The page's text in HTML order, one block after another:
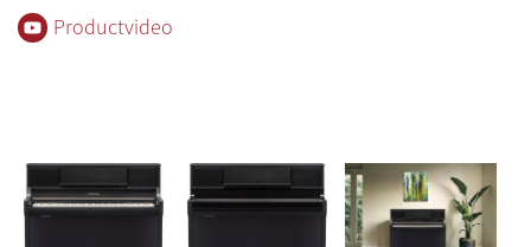
Productvideo